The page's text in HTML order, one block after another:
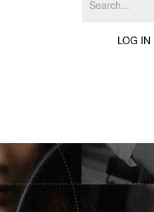
LOG IN